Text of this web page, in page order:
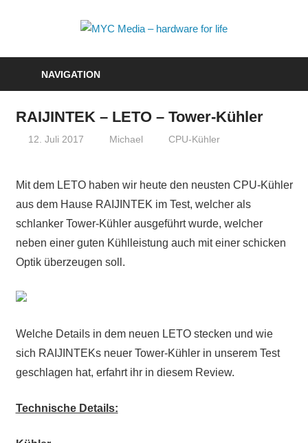
Media
–
life
NAVIGATION
RAIJINTEK – LETO – Tower-Kühler
12. Juli 2017 Michael CPU-Kühler
Mit dem LETO haben wir heute den neusten CPU-Kühler
aus dem Hause RAIJINTEK im Test, welcher als
schlanker Tower-Kühler ausgeführt wurde, welcher
neben einer guten Kühlleistung auch mit einer schicken
Optik überzeugen soll.
Welche Details in dem neuen LETO stecken und wie
sich RAIJINTEKs neuer Tower-Kühler in unserem Test
geschlagen hat, erfahrt ihr in diesem Review.
Technische Details: